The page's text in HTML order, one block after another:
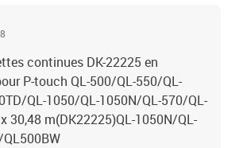
continues DK-22225 en
P-touch QL-500/QL-550/QL-
QL-1050/QL-1050N/QL-570/QL-
30,48 m(DK22225)QL-1050N/QL-